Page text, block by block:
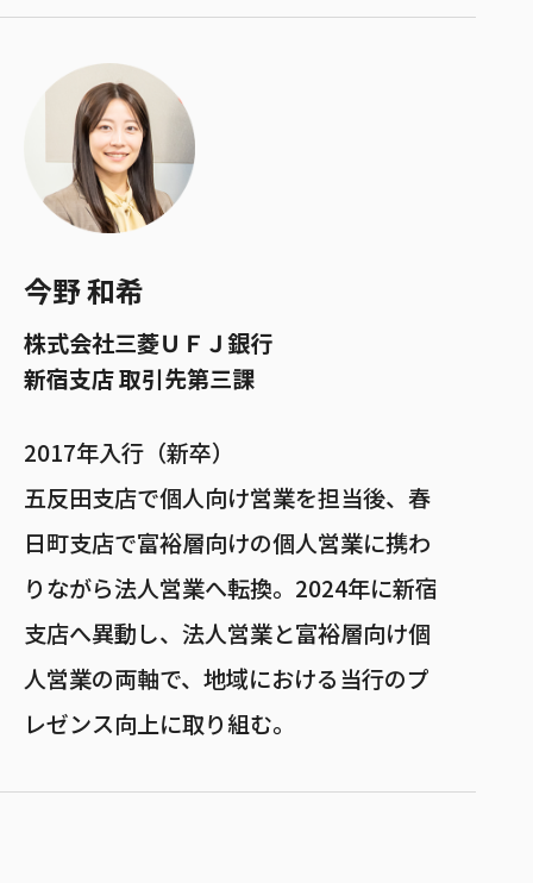
今野 和希
株式会社三菱ＵＦＪ銀行
新宿支店 取引先第三課
2017年入行（新卒）
五反田支店で個人向け営業を担当後、春
日町支店で富裕層向けの個人営業に携わ
りながら法人営業へ転換。2024年に新宿
支店へ異動し、法人営業と富裕層向け個
人営業の両軸で、地域における当行のプ
レゼンス向上に取り組む。